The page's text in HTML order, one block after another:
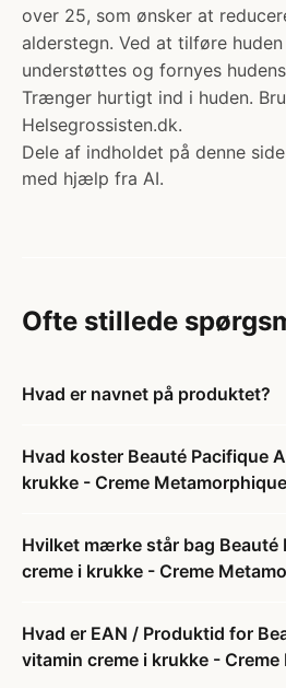
over 25, som ønsker at
alderstegn. Ved at tilføre
understøttes og fornyes
Trænger hurtigt ind i huden.
Helsegrossisten.dk.
Dele af indholdet på denne
med hjælp fra AI.
Ofte stillede
Hvad er navnet på produktet?
Hvad koster Beauté Pacifique
krukke - Creme
Hvilket mærke står bag Beauté
creme i krukke - Creme
Hvad er EAN / Produktid for
vitamin creme i krukke -